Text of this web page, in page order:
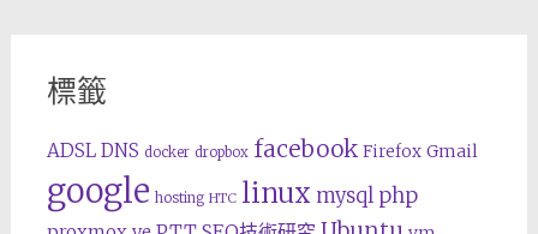
標籤
ADSL DNS docker dropbox facebook Firefox Gmail
google hosting HTC linux mysql php